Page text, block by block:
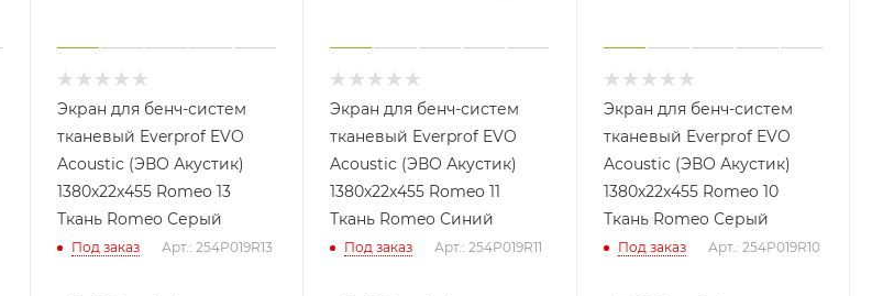
Экран для бенч-систем
тканевый Everprof EVO
Acoustic (ЭВО Акустик)
1380х22x455 Romeo 13
Ткань Romeo Серый
Под заказ Арт.: 254P019R13
Экран для бенч-систем
тканевый Everprof EVO
Acoustic (ЭВО Акустик)
1380х22x455 Romeo 11
Ткань Romeo Синий
Под заказ Арт.: 254P019R11
Экран для бенч-систем
тканевый Everprof EVO
Acoustic (ЭВО Акустик)
1380х22x455 Romeo 10
Ткань Romeo Серый
Под заказ Арт.: 254P019R10